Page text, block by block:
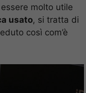
molto utile
usato, si tratta di
così com’è